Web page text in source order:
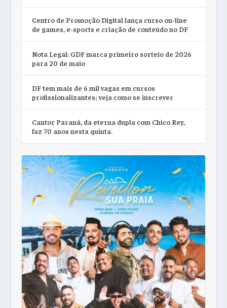
Centro de Promoção Digital lança curso on-line
de games, e-sports e criação de conteúdo no DF
Nota Legal: GDF marca primeiro sorteio de 2026
para 20 de maio
DF tem mais de 6 mil vagas em cursos
profissionalizantes; veja como se inscrever
Cantor Paraná, da eterna dupla com Chico Rey,
faz 70 anos nesta quinta.